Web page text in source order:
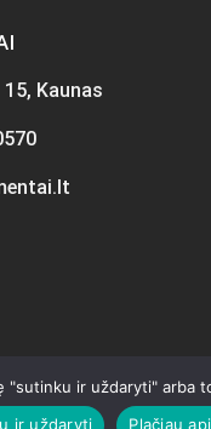
Kaunas
ir uždaryti"
ir uždaryti
Plačiau